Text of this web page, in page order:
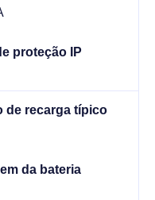
proteção IP
de recarga típico
da bateria